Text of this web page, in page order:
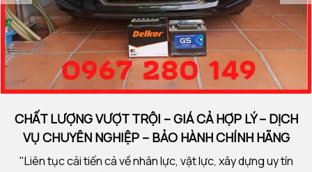
CHẤT LƯỢNG VƯỢT TRỘI – GIÁ CẢ HỢP LÝ – DỊCH
VỤ CHUYÊN NGHIỆP – BẢO HÀNH CHÍNH HÃNG
"Liên tục cải tiến cả về nhân lực, vật lực, xây dựng uy tín